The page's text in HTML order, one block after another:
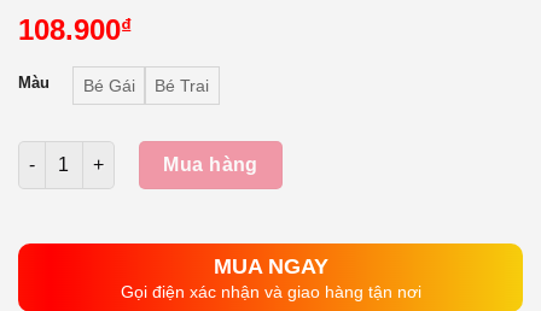
108.900₫
Màu Bé Gái Bé Trai
Số lượng
Mua hàng
MUA NGAY
Gọi điện xác nhận và giao hàng tận nơi